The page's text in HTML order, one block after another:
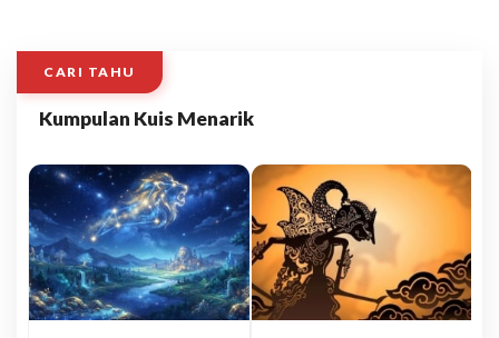
CARI TAHU
Kumpulan Kuis Menarik